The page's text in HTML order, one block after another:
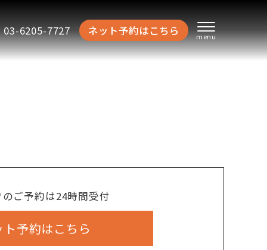
03-6205-7727 ネット予約はこちら
ご予約は24時間受付
ト予約はこちら